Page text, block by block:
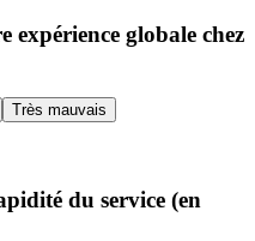
expérience globale chez
Très mauvais
du service (en